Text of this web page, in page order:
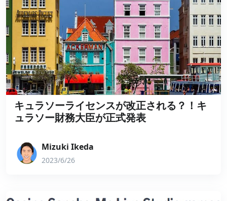
キュラソーライセンスが改正される？！キ
ュラソー財務大臣が正式発表
Mizuki Ikeda
2023/6/26